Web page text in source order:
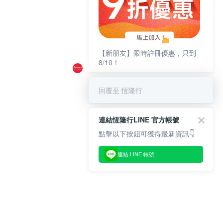
【新朋友】限時註冊優惠，只到
8/10！
回覆至 恆隆行
連結恆隆行LINE 官方帳號
點擊以下按鈕可獲得最新資訊👇
連結 LINE 帳號